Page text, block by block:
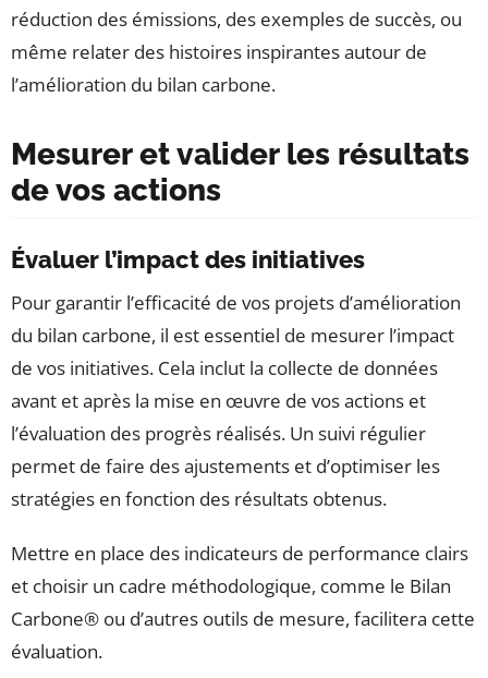
réduction des émissions, des exemples de succès, ou
même relater des histoires inspirantes autour de
l’amélioration du bilan carbone.
Mesurer et valider les résultats
de vos actions
Évaluer l’impact des initiatives
Pour garantir l’efficacité de vos projets d’amélioration
du bilan carbone, il est essentiel de mesurer l’impact
de vos initiatives. Cela inclut la collecte de données
avant et après la mise en œuvre de vos actions et
l’évaluation des progrès réalisés. Un suivi régulier
permet de faire des ajustements et d’optimiser les
stratégies en fonction des résultats obtenus.
Mettre en place des indicateurs de performance clairs
et choisir un cadre méthodologique, comme le Bilan
Carbone® ou d’autres outils de mesure, facilitera cette
évaluation.